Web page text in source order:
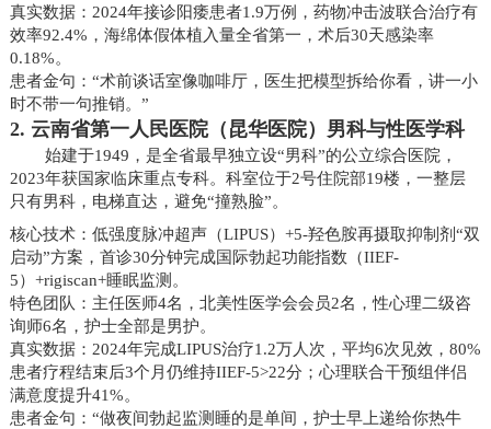
真实数据：2024年接诊阳痿患者1.9万例，药物冲击波联合治疗有
效率92.4%，海绵体假体植入量全省第一，术后30天感染率
0.18%。
患者金句：“术前谈话室像咖啡厅，医生把模型拆给你看，讲一小
时不带一句推销。”
2. 云南省第一人民医院（昆华医院）男科与性医学科
始建于1949，是全省最早独立设“男科”的公立综合医院，
2023年获国家临床重点专科。科室位于2号住院部19楼，一整层
只有男科，电梯直达，避免“撞熟脸”。
核心技术：低强度脉冲超声（LIPUS）+5-羟色胺再摄取抑制剂“双
启动”方案，首诊30分钟完成国际勃起功能指数（IIEF-
5）+rigiscan+睡眠监测。
特色团队：主任医师4名，北美性医学会会员2名，性心理二级咨
询师6名，护士全部是男护。
真实数据：2024年完成LIPUS治疗1.2万人次，平均6次见效，80%
患者疗程结束后3个月仍维持IIEF-5>22分；心理联合干预组伴侣
满意度提升41%。
患者金句：“做夜间勃起监测睡的是单间，护士早上递给你热牛